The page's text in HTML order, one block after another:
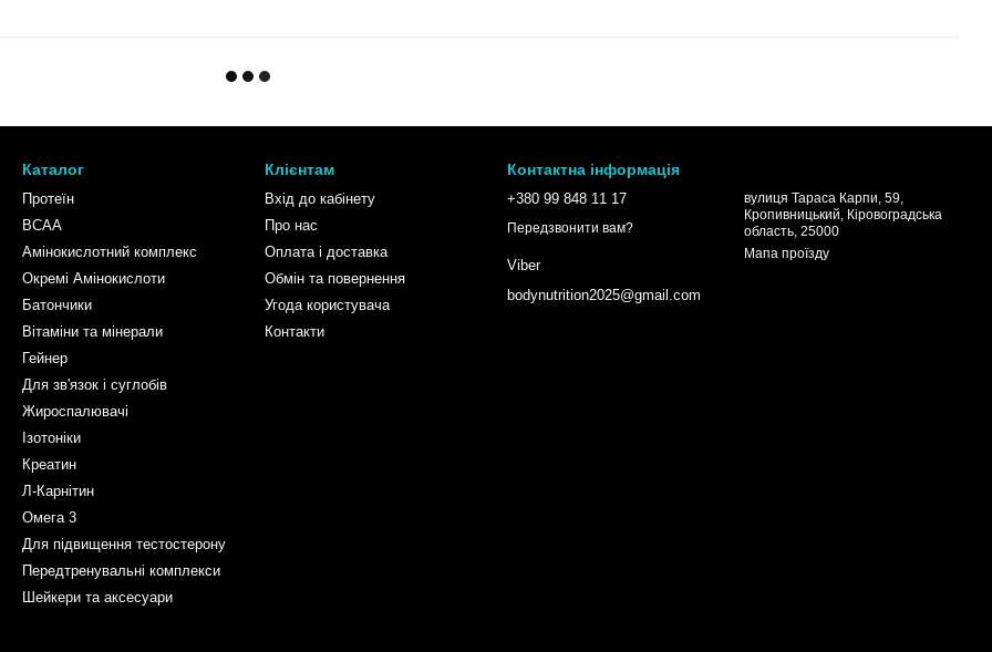
Каталог
Протеїн
BCAA
Амінокислотний комплекс
Окремі Амінокислоти
Батончики
Вітаміни та мінерали
Гейнер
Для зв'язок і суглобів
Жироспалювачі
Ізотоніки
Креатин
Л-Карнітин
Омега 3
Для підвищення тестостерону
Передтренувальні комплекси
Шейкери та аксесуари
Клієнтам
Вхід до кабінету
Про нас
Оплата і доставка
Обмін та повернення
Угода користувача
Контакти
Контактна інформація
+380 99 848 11 17
Передзвонити вам?
Viber
bodynutrition2025@gmail.com
вулиця Тараса Карпи, 59,
Кропивницький, Кіровоградська
область, 25000
Мапа проїзду